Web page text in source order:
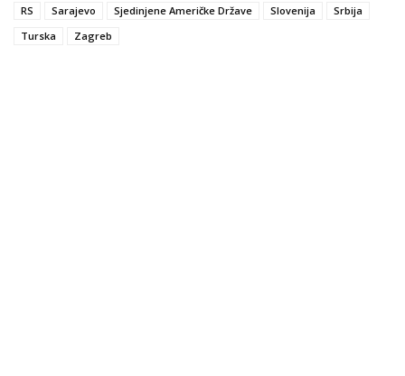
RS
Sarajevo Sjedinjene Američke Države Slovenija
Srbija
Turska
Zagreb